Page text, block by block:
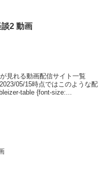
2 動画
見れる動画配信サイト一覧
05/15時点ではこのような配
table {font-size:...